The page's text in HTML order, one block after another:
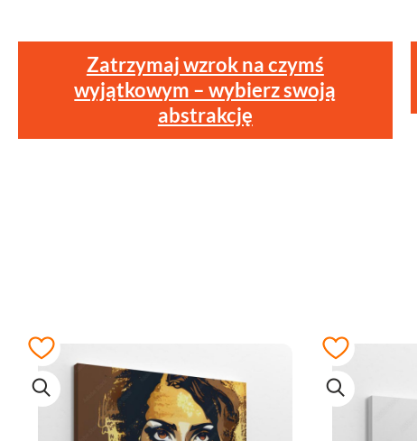
Zatrzymaj wzrok na czymś
wyjątkowym – wybierz swoją
abstrakcję